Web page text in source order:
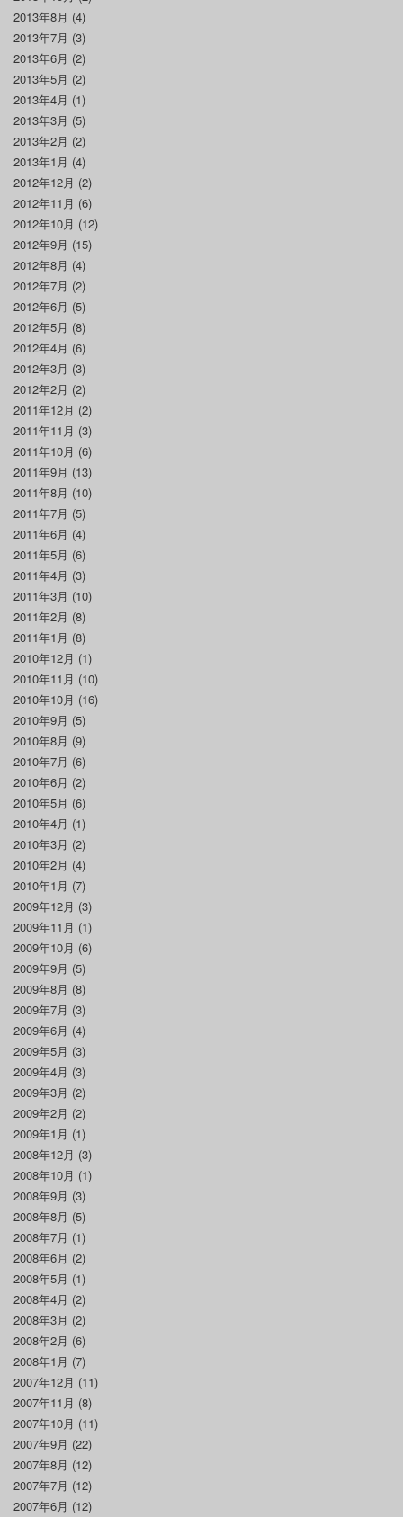
2013年8月 (4)
2013年7月 (3)
2013年6月 (2)
2013年5月 (2)
2013年4月 (1)
2013年3月 (5)
2013年2月 (2)
2013年1月 (4)
2012年12月 (2)
2012年11月 (6)
2012年10月 (12)
2012年9月 (15)
2012年8月 (4)
2012年7月 (2)
2012年6月 (5)
2012年5月 (8)
2012年4月 (6)
2012年3月 (3)
2012年2月 (2)
2011年12月 (2)
2011年11月 (3)
2011年10月 (6)
2011年9月 (13)
2011年8月 (10)
2011年7月 (5)
2011年6月 (4)
2011年5月 (6)
2011年4月 (3)
2011年3月 (10)
2011年2月 (8)
2011年1月 (8)
2010年12月 (1)
2010年11月 (10)
2010年10月 (16)
2010年9月 (5)
2010年8月 (9)
2010年7月 (6)
2010年6月 (2)
2010年5月 (6)
2010年4月 (1)
2010年3月 (2)
2010年2月 (4)
2010年1月 (7)
2009年12月 (3)
2009年11月 (1)
2009年10月 (6)
2009年9月 (5)
2009年8月 (8)
2009年7月 (3)
2009年6月 (4)
2009年5月 (3)
2009年4月 (3)
2009年3月 (2)
2009年2月 (2)
2009年1月 (1)
2008年12月 (3)
2008年10月 (1)
2008年9月 (3)
2008年8月 (5)
2008年7月 (1)
2008年6月 (2)
2008年5月 (1)
2008年4月 (2)
2008年3月 (2)
2008年2月 (6)
2008年1月 (7)
2007年12月 (11)
2007年11月 (8)
2007年10月 (11)
2007年9月 (22)
2007年8月 (12)
2007年7月 (12)
2007年6月 (12)